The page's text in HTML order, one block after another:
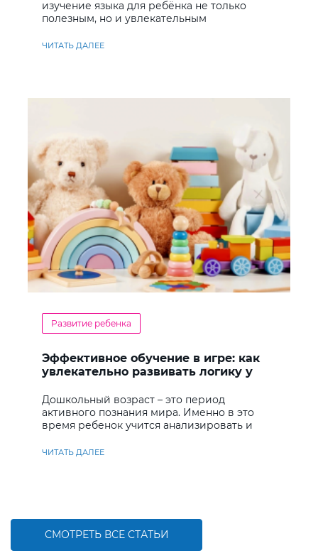
изучение языка для ребёнка не только
полезным, но и увлекательным
ЧИТАТЬ ДАЛЕЕ
Развитие ребенка
Эффективное обучение в игре: как
увлекательно развивать логику у
Дошкольный возраст – это период
активного познания мира. Именно в это
время ребенок учится анализировать и
ЧИТАТЬ ДАЛЕЕ
СМОТРЕТЬ ВСЕ СТАТЬИ